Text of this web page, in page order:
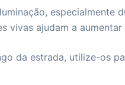
especialmente
vivas ajudam a aumentar
da estrada, utilize-os